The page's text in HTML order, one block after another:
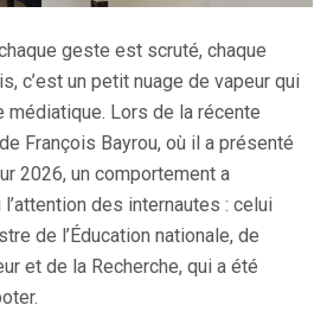
geste est scruté, chaque
c’est un petit nuage de vapeur qui
médiatique. Lors de la récente
François Bayrou, où il a présenté
2026, un comportement a
des internautes : celui
de l’Éducation nationale, de
et de la Recherche, qui a été